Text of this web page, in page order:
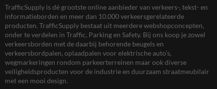
TrafficSupply is dé grootste online aanbieder van verkeers-, tekst- en
informatieborden en meer dan 10.000 verkeersgerelateerde
producten. TrafficSupply bestaat uit meerdere webshopconcepten,
onder te verdelen in Traffic, Parking en Safety. Bij ons koop je zowel
verkeersborden met de daarbij behorende beugels en
verkeersbordpalen, oplaadpalen voor elektrische auto’s,
wegmarkeringen rondom parkeerterreinen maar ook diverse
veiligheidsproducten voor de industrie en duurzaam straatmeubilair
met een mooi design.